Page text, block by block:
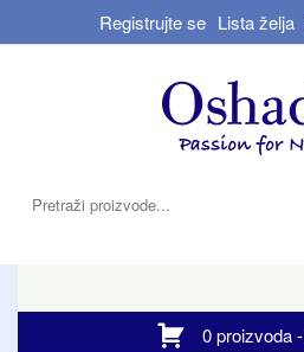
Registrujte se Lista želja
0 proizvoda -